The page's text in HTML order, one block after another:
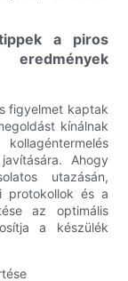
a piros
figyelmet kaptak
kínálnak
Ahogy
utazásán,
protokollok és a
az optimális
a készülék